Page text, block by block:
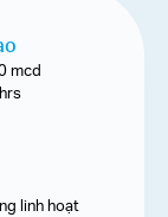
mcd
linh hoạt